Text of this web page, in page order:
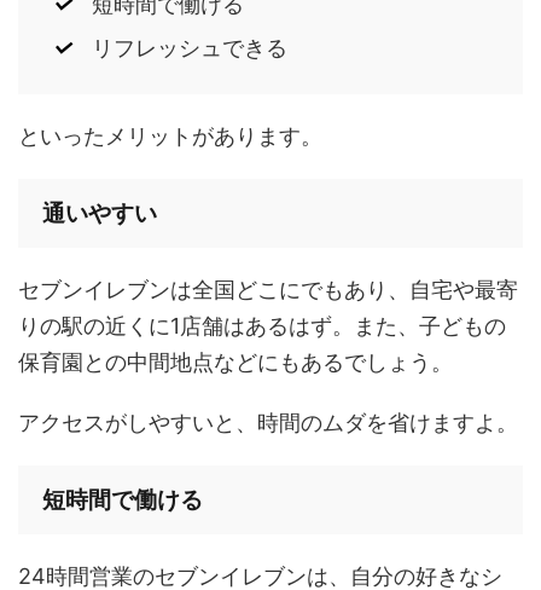
リフレッシュできる
といったメリットがあります。
通いやすい
セブンイレブンは全国どこにでもあり、自宅や最寄
りの駅の近くに1店舗はあるはず。また、子どもの
保育園との中間地点などにもあるでしょう。
アクセスがしやすいと、時間のムダを省けますよ。
短時間で働ける
24時間営業のセブンイレブンは、自分の好きなシ